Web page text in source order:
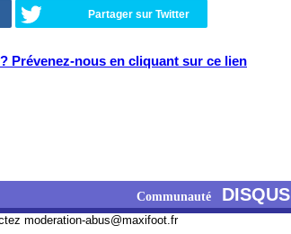
Partager sur Twitter
Prévenez-nous en cliquant sur ce lien
Communauté DISQUS
moderation-abus@maxifoot.fr